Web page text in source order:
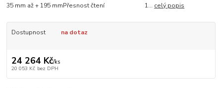
35 mm až + 195 mmPřesnost čtení 1... celý popis
Dostupnost na dotaz
24 264 Kč/ks
20 053 Kč bez DPH